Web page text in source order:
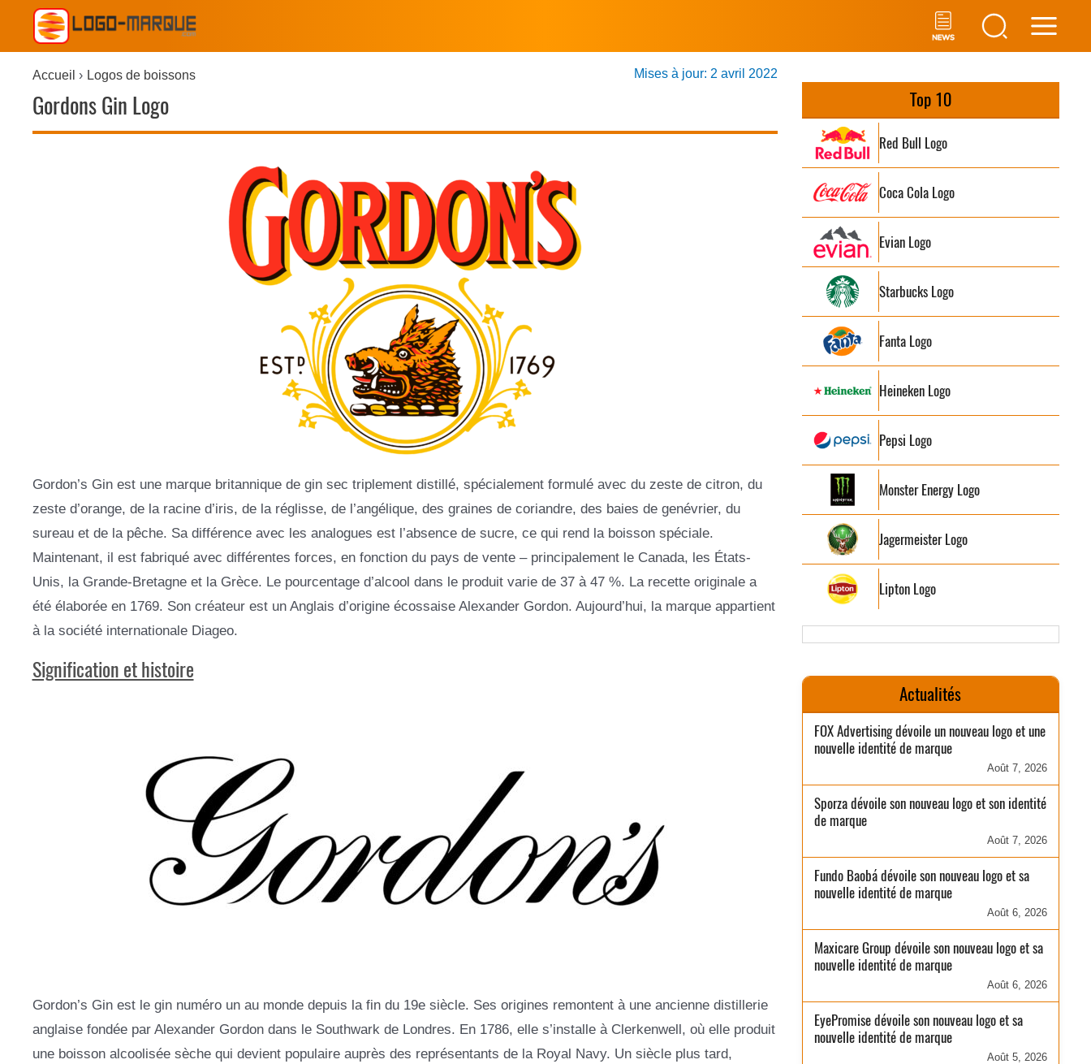
Accueil Logos de boissons
Gordons Gin Logo
Mises à jour: 2 avril 2022
Gordon’s Gin est une marque britannique de gin sec triplement distillé, spécialement formulé avec du zeste de citron, du
zeste d’orange, de la racine d’iris, de la réglisse, de l’angélique, des graines de coriandre, des baies de genévrier, du
sureau et de la pêche. Sa différence avec les analogues est l’absence de sucre, ce qui rend la boisson spéciale.
Maintenant, il est fabriqué avec différentes forces, en fonction du pays de vente – principalement le Canada, les États-
Unis, la Grande-Bretagne et la Grèce. Le pourcentage d’alcool dans le produit varie de 37 à 47 %. La recette originale a
été élaborée en 1769. Son créateur est un Anglais d’origine écossaise Alexander Gordon. Aujourd’hui, la marque appartient
à la société internationale Diageo.
Signification et histoire
Gordon’s Gin est le gin numéro un au monde depuis la fin du 19e siècle. Ses origines remontent à une ancienne distillerie
anglaise fondée par Alexander Gordon dans le Southwark de Londres. En 1786, elle s’installe à Clerkenwell, où elle produit
une boisson alcoolisée sèche qui devient populaire auprès des représentants de la Royal Navy. Un siècle plus tard,
Top 10
Red Bull Logo
Coca Cola Logo
Evian Logo
Starbucks Logo
Fanta Logo
Heineken Logo
Pepsi Logo
Monster Energy Logo
Jagermeister Logo
Lipton Logo
Actualités
FOX Advertising dévoile un nouveau logo et une
nouvelle identité de marque
Août 7, 2026
Sporza dévoile son nouveau logo et son identité
de marque
Août 7, 2026
Fundo Baobá dévoile son nouveau logo et sa
nouvelle identité de marque
Août 6, 2026
Maxicare Group dévoile son nouveau logo et sa
nouvelle identité de marque
Août 6, 2026
EyePromise dévoile son nouveau logo et sa
nouvelle identité de marque
Août 5, 2026